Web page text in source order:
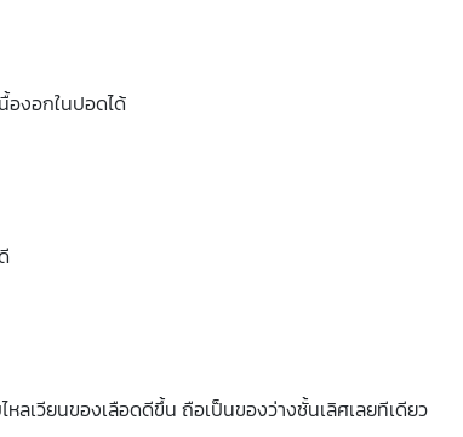
องอกในปอดได้
ลเวียนของเลือดดีขึ้น ถือเป็นของว่างชั้นเลิศเลยทีเดียว